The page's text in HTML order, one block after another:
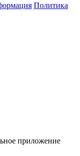
Политика
приложение